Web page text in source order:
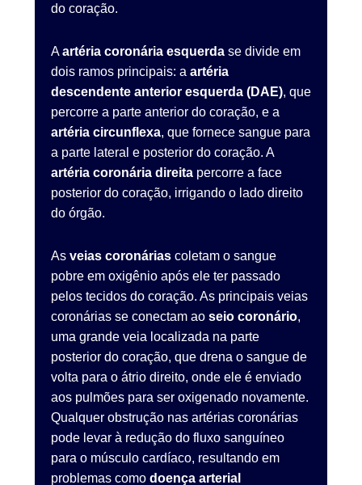
do coração.
Aartéria coronária esquerdase divide em
dois ramos principais: a artéria
descendente anterior esquerda (DAE), que
percorre a parte anterior do coração, e a
artéria circunflexa, que fornece sangue para
a parte lateral e posterior do coração. A
artéria coronária direitapercorre a face
posterior do coração, irrigando o lado direito
do órgão.
As veias coronáriascoletam o sangue
pobre em oxigênio após ele ter passado
pelos tecidos do coração. As principais veias
coronárias se conectam ao seio coronário,
uma grande veia localizada na parte
posterior do coração, que drena o sangue de
volta para o átrio direito, onde ele é enviado
aos pulmões para ser oxigenado novamente.
Qualquer obstrução nas artérias coronárias
pode levar à redução do fluxo sanguíneo
para o músculo cardíaco, resultando em
problemas como doença arterial